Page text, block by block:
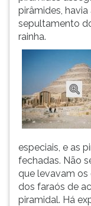
esquerda
(primeira
direita
Para
pirâmides,
sepultamento
rainha.
especiais, e as
fechadas. Não
que levavam
dos faraós de
piramidal. Há